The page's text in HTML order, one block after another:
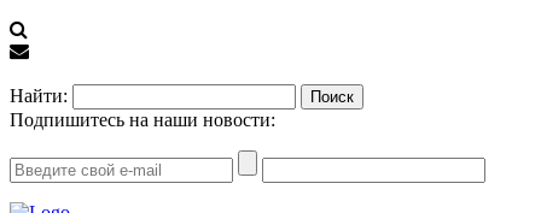
Найти:
Подпишитесь на наши новости: